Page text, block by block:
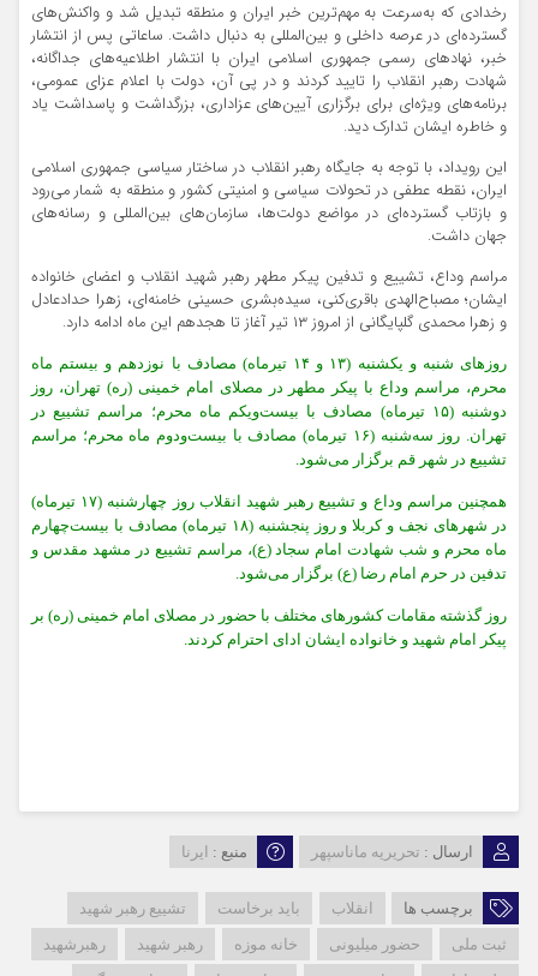
رخدادی که به‌سرعت به مهم‌ترین خبر ایران و منطقه تبدیل شد و واکنش‌های
گسترده‌ای در عرصه داخلی و بین‌المللی به دنبال داشت. ساعاتی پس از انتشار
خبر، نهادهای رسمی جمهوری اسلامی ایران با انتشار اطلاعیه‌های جداگانه،
شهادت رهبر انقلاب را تایید کردند و در پی آن، دولت با اعلام عزای عمومی،
برنامه‌های ویژه‌ای برای برگزاری آیین‌های عزاداری، بزرگداشت و پاسداشت یاد
و خاطره ایشان تدارک دید.
این رویداد، با توجه به جایگاه رهبر انقلاب در ساختار سیاسی جمهوری اسلامی
ایران، نقطه عطفی در تحولات سیاسی و امنیتی کشور و منطقه به شمار می‌رود
و بازتاب گسترده‌ای در مواضع دولت‌ها، سازمان‌های بین‌المللی و رسانه‌های
جهان داشت.
مراسم وداع، تشییع و تدفین پیکر مطهر رهبر شهید انقلاب و اعضای خانواده
ایشان؛ مصباح‌الهدی باقری‌کنی، سیده‌بشری حسینی خامنه‌ای، زهرا حدادعادل
و زهرا محمدی گلپایگانی از امروز ۱۳ تیر آغاز تا هجدهم این ماه ادامه دارد.
روزهای شنبه و یکشنبه (۱۳ و ۱۴ تیرماه) مصادف با نوزدهم و بیستم ماه
محرم، مراسم وداع با پیکر مطهر در مصلای امام خمینی (ره) تهران، روز
دوشنبه (۱۵ تیرماه) مصادف با بیست‌ویکم ماه محرم؛ مراسم تشییع در
تهران. روز سه‌شنبه (۱۶ تیرماه) مصادف با بیست‌ودوم ماه محرم؛ مراسم
تشییع در شهر قم برگزار می‌شود.
همچنین مراسم وداع و تشییع رهبر شهید انقلاب روز چهارشنبه (۱۷ تیرماه)
در شهرهای نجف و کربلا و روز پنجشنبه (۱۸ تیرماه) مصادف با بیست‌چهارم
ماه محرم و شب شهادت امام سجاد (ع)، مراسم تشییع در مشهد مقدس و
تدفین در حرم امام‌ رضا (ع) برگزار می‌شود.
روز گذشته مقامات کشورهای مختلف با حضور در مصلای امام خمینی (ره) بر
پیکر امام شهید و خانواده ایشان ادای احترام کردند.
ارسال : تحریریه ماناسپهر منبع : ایرنا
برچسب ها انقلاب باید برخاست
تشییع رهبر شهید
ثبت ملی
حضور میلیونی خانه موزه رهبر شهید
رهبرشهید